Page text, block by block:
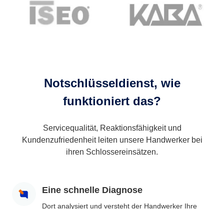
Notschlüsseldienst, wie
funktioniert das?
Servicequalität, Reaktionsfähigkeit und
Kundenzufriedenheit leiten unsere Handwerker bei
ihren Schlossereinsätzen.
Eine schnelle Diagnose
Dort analysiert und versteht der Handwerker Ihre